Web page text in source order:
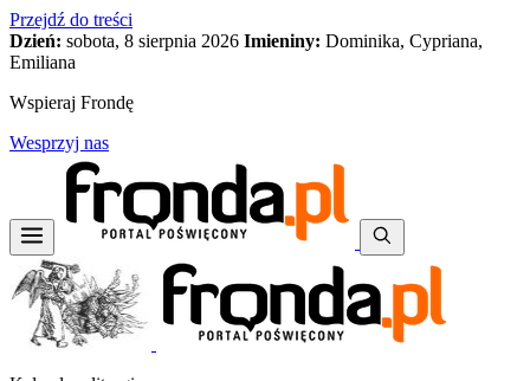
Przejdź do treści
Dzień: sobota, 8 sierpnia 2026 Imieniny: Dominika, Cypriana,
Emiliana
Wspieraj Frondę
Wesprzyj nas